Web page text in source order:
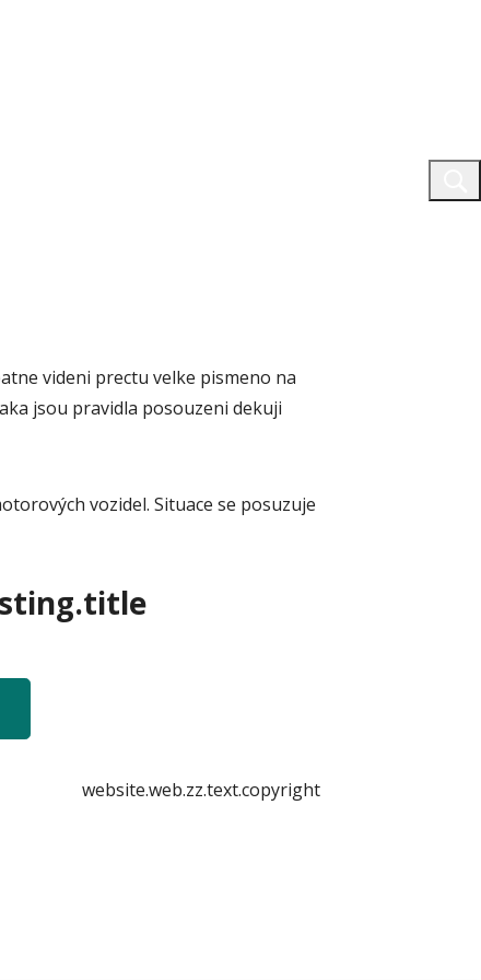
videni prectu velke pismeno na
jsou pravidla posouzeni dekuji
vozidel. Situace se posuzuje
website.web.zz.text.copyright